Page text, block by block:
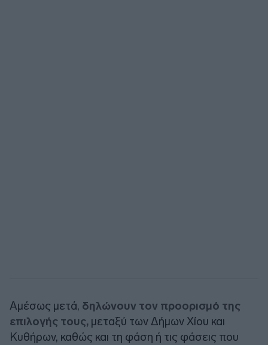
Αμέσως μετά, δηλώνουν τον προορισμό της
επιλογής τους, μεταξύ των Δήμων Χίου και
Κυθήρων, καθώς και τη φάση ή τις φάσεις που